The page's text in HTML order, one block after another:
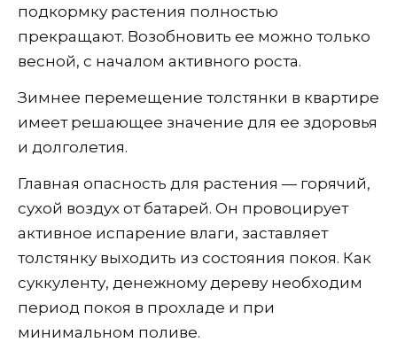
подкормку растения полностью
прекращают. Возобновить ее можно только
весной, с началом активного роста.
Зимнее перемещение толстянки в квартире
имеет решающее значение для ее здоровья
и долголетия.
Главная опасность для растения — горячий,
сухой воздух от батарей. Он провоцирует
активное испарение влаги, заставляет
толстянку выходить из состояния покоя. Как
суккуленту, денежному дереву необходим
период покоя в прохладе и при
минимальном поливе.